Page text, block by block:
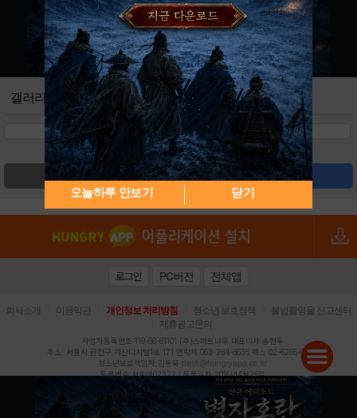
갤러리
검색 글쓰기
오늘하루 안보기 닫기
로그인 PC버전 전체앱
회사소개 이용약관 개인정보 처리방침 청소년 보호정책 불법촬영물 신고센터
제휴광고문의
사업자등록번호:119-86-61101 (주)스마트나우 대표이사:송현두
주소: 서울시 금천구 가산디지털1로 171 연락처:063-284-8635 팩스:02-6265-0377
청소년보호책임자:김동욱
desk@hungryapp.co.kr
등록번호:서울아02322 | 등록일자:2016년4월25일
발행인:(주)스마트나우 송현두 | 편집인:김동욱
헝그리앱의 콘텐츠 및 기사는 저작권법의 보호를 받으므로, 무단 전재, 복사, 배포 등을 금합니다.